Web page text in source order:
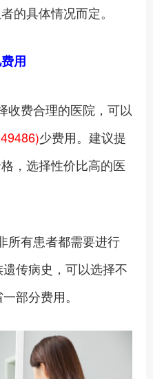
的具体情况而定。
用
收费合理的医院，可以
少费用。建议提
，选择性价比高的医
所有患者都需要进行
传病史，可以选择不
部分费用。